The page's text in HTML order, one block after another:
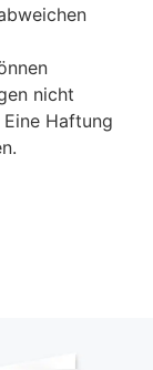
nicht
Haftung